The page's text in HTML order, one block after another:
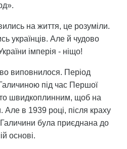
на життя, це розуміли.
українців. Але й чудово
імперія - ніщо!
виповнилося. Період
під час Першої
швидкоплинним, щоб на
в 1939 році, після краху
була приєднана до
основі.